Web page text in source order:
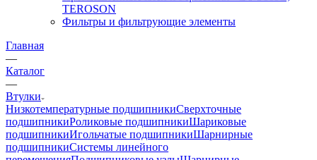
TEROSON
Фильтры и фильтрующие элементы
Главная
—
Каталог
—
Втулки
Низкотемпературные подшипникиСверхточные
подшипникиРоликовые подшипникиШариковые
подшипникиИгольчатые подшипникиШарнирные
подшипникиСистемы линейного